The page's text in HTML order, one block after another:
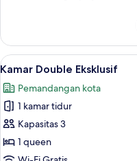
Kamar
Twin
Lihat
semua
foto
untuk
Kamar
Double
Eksklusif
6
Kamar Double Eksklusif
Pemandangan kota
1 kamar tidur
Kapasitas 3
1 queen